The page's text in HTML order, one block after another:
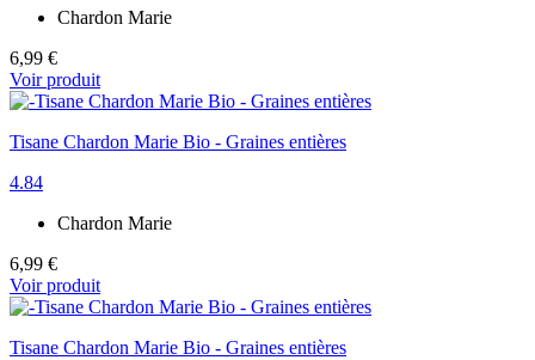
Chardon Marie
6,99 €
Voir produit
Tisane Chardon Marie Bio - Graines entières
4.84
Chardon Marie
6,99 €
Voir produit
Tisane Chardon Marie Bio - Graines entières